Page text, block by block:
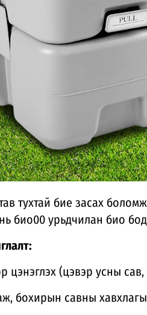
тухтай бие засах
био00 урьдчилан био
цэнэглэх (цэвэр усны
бохирын савны